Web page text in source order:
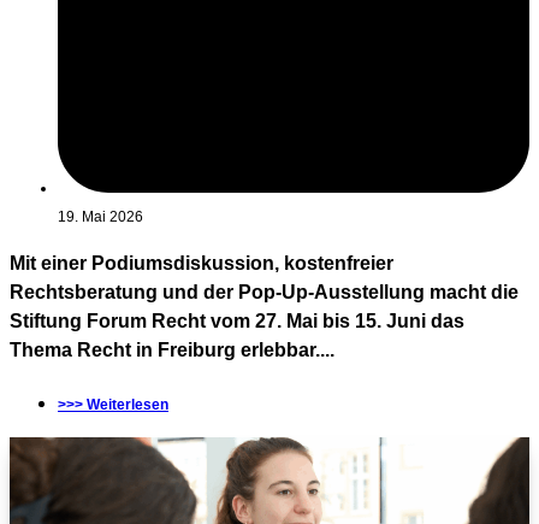
19. Mai 2026
Mit einer Podiumsdiskussion, kostenfreier
Rechtsberatung und der Pop-Up-Ausstellung macht die
Stiftung Forum Recht vom 27. Mai bis 15. Juni das
Thema Recht in Freiburg erlebbar....
>>> Weiterlesen